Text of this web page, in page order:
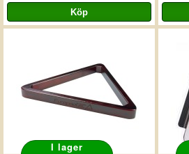
I lager